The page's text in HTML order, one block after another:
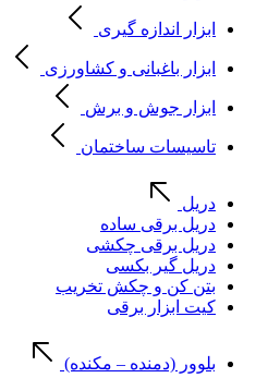
ابزار اندازه گیری
ابزار باغبانی و کشاورزی
ابزار جوش و برش
تاسیسات ساختمان
دریل
دریل برقی ساده
دریل برقی چکشی
دریل گیر بکسی
بتن کن و چکش تخریب
کیت ابزار برقی
بلوور (دمنده – مکنده)